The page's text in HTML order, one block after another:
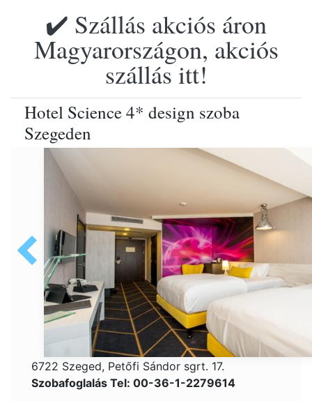
✔️ Szállás akciós áron
Magyarországon, akciós
szállás itt!
Hotel Science 4* design szoba
Szegeden
6722 Szeged, Petőfi Sándor sgrt. 17.
Szobafoglalás Tel: 00-36-1-2279614